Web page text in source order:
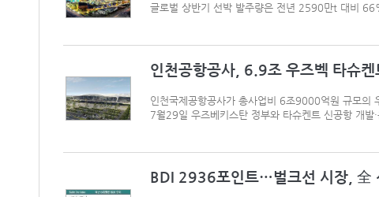
글로벌 상반기 선박 발주량은 전년 2590만t 대비
인천공항공사, 6.9조 우즈벡 타슈켄
인천국제공항공사가 총사업비 6조9000억원 규모의
7월29일 우즈베키스탄 정부와 타슈켄트 신공항 개발
BDI 2936포인트…벌크선 시장, 全